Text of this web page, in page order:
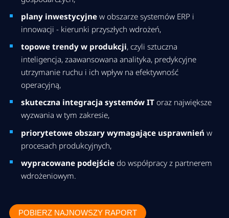
plany inwestycyjnew obszarze systemów ERP i
innowacji - kierunki przyszłych wdrożeń,
topowe trendy w produkcji, czyli sztuczna
inteligencja, zaawansowana analityka, predykcyjne
utrzymanie ruchu i ich wpływ na efektywność
operacyjną,
skuteczna integracja systemów IToraz największe
wyzwania w tym zakresie,
priorytetowe obszary wymagające usprawnień w
procesach produkcyjnych,
wypracowane podejściedo współpracy z partnerem
wdrożeniowym.
POBIERZ NAJNOWSZY RAPORT